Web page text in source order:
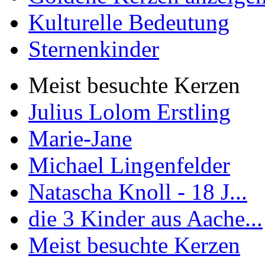
Kulturelle Bedeutung
Sternenkinder
Meist besuchte Kerzen
Julius Lolom Erstling
Marie-Jane
Michael Lingenfelder
Natascha Knoll - 18 J...
die 3 Kinder aus Aache...
Meist besuchte Kerzen